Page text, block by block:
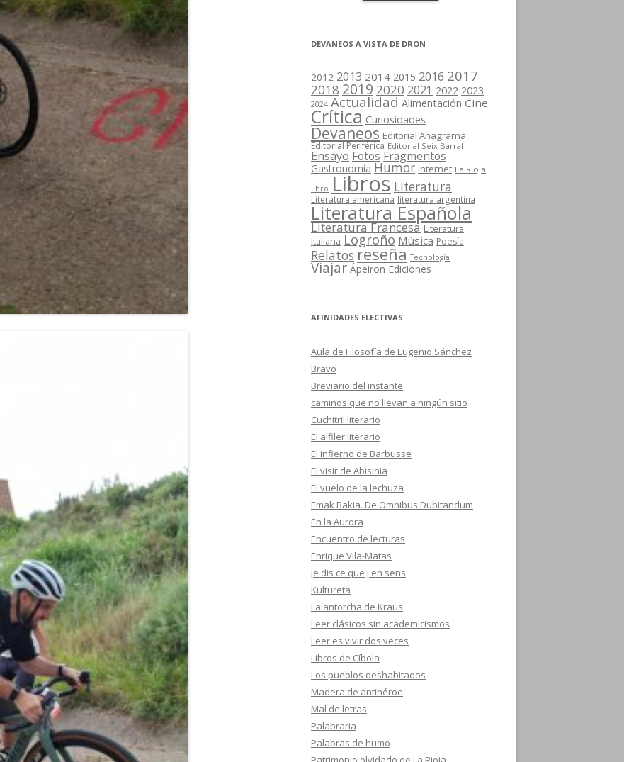
DEVANEOS A VISTA DE DRON
2012 2013 2014 2015 2016 2017
2018 2019 2020 2021 2022 2023
2024 Actualidad Alimentación Cine
Crítica Curiosidades
Devaneos Editorial Anagrama
Editorial Periférica Editorial Seix Barral
Ensayo Fotos Fragmentos
Gastronomía Humor Internet La Rioja
libro Libros Literatura
Literatura americana literatura argentina
Literatura Española
Literatura Francesa Literatura
Italiana Logroño Música Poesía
Relatos reseña Tecnología
Viajar Ápeiron Ediciones
AFINIDADES ELECTIVAS
Aula de Filosofía de Eugenio Sánchez
Bravo
Breviario del instante
caminos que no llevan a ningún sitio
Cuchitril literario
El alfiler literario
El infierno de Barbusse
El visir de Abisinia
El vuelo de la lechuza
Emak Bakia. De Omnibus Dubitandum
En la Aurora
Encuentro de lecturas
Enrique Vila-Matas
Je dis ce que j'en sens
Kultureta
La antorcha de Kraus
Leer clásicos sin academicismos
Leer es vivir dos veces
Libros de Cíbola
Los pueblos deshabitados
Madera de antihéroe
Mal de letras
Palabraria
Palabras de humo